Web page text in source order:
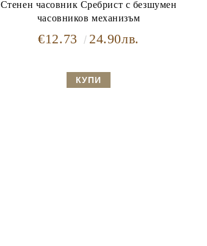
Стенен часовник Сребрист с безшумен
часовников механизъм
€12.73 24.90лв.